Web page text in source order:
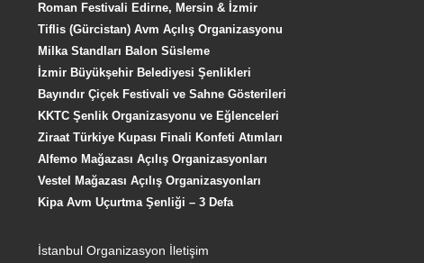
Roman Festivali Edirne, Mersin & İzmir
Tiflis (Gürcistan) Avm Açılış Organizasyonu
Milka Standları Balon Süsleme
İzmir Büyükşehir Belediyesi Şenlikleri
Bayındır Çiçek Festivali ve Sahne Gösterileri
KKTC Şenlik Organizasyonu ve Eğlenceleri
Ziraat Türkiye Kupası Finali Konfeti Atımları
Alfemo Mağazası Açılış Organizasyonları
Vestel Mağazası Açılış Organizasyonları
Kipa Avm Uçurtma Şenliği – 3 Defa
İstanbul Organizasyon İletişim